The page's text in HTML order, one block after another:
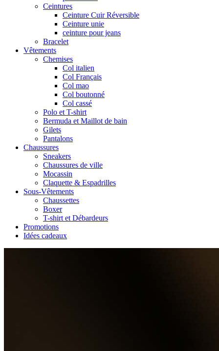
Ceintures
Ceinture Cuir Réversible
Ceinture unie
ceinture pour jeans
Bracelet
Vêtements
Chemises
Col italien
Col Français
Col mao
Col boutonné
Col cassé
Polo et T-shirt
Bermuda et Maillot de bain
Gilets
Pantalons
Chaussures
Sneakers
Chaussures de ville
Mocassin
Claquette & Espadrilles
Sous-Vêtements
Chaussettes
Boxer
T-shirt et Débardeurs
Promotions
Idées cadeaux